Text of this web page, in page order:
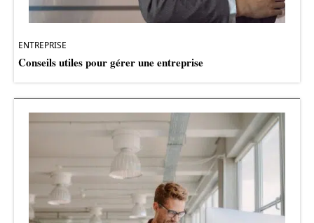
ENTREPRISE
Conseils utiles pour gérer une entreprise